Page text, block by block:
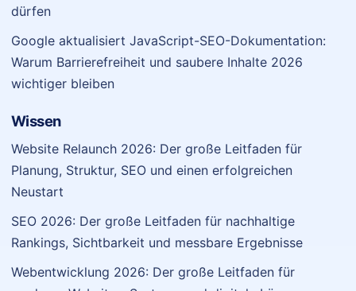
dürfen
Google aktualisiert JavaScript-SEO-Dokumentation:
Warum Barrierefreiheit und saubere Inhalte 2026
wichtiger bleiben
Wissen
Website Relaunch 2026: Der große Leitfaden für
Planung, Struktur, SEO und einen erfolgreichen
Neustart
SEO 2026: Der große Leitfaden für nachhaltige
Rankings, Sichtbarkeit und messbare Ergebnisse
Webentwicklung 2026: Der große Leitfaden für